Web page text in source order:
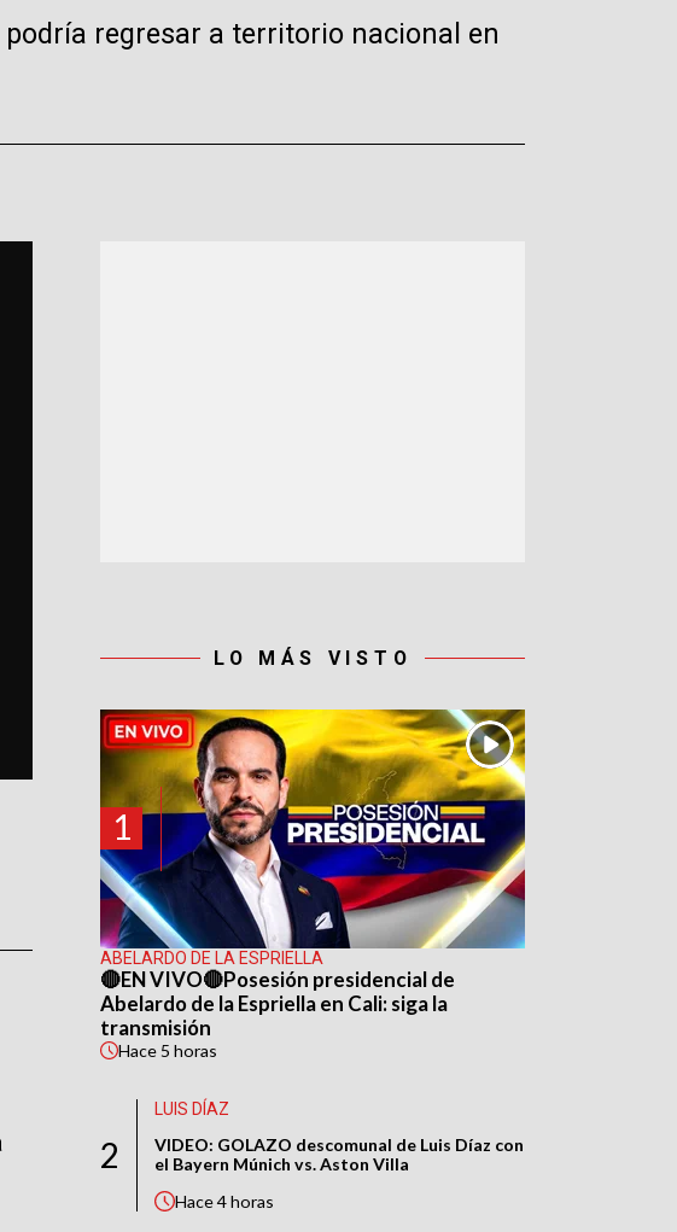
regresar a territorio nacional en
LO MÁS VISTO
1
ABELARDO DE LA ESPRIELLA
🔴EN VIVO🔴Posesión presidencial de
Abelardo de la Espriella en Cali: siga la
transmisión
Hace 5 horas
2
LUIS DÍAZ
VIDEO: GOLAZO descomunal de Luis Díaz con
el Bayern Múnich vs. Aston Villa
Hace4 horas